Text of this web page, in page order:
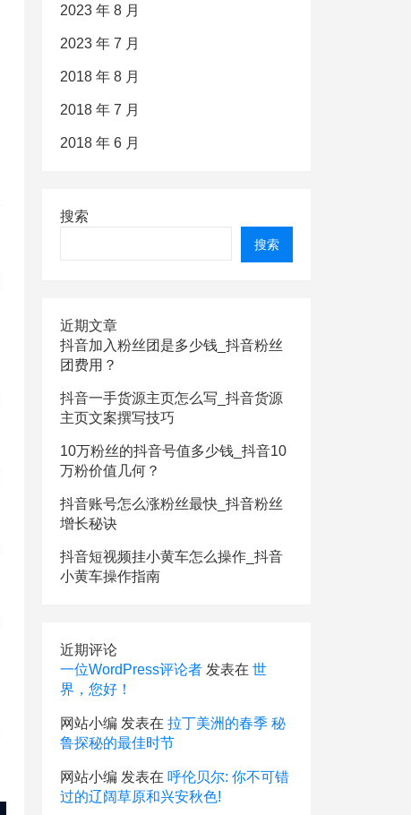
2023 年 8 月
2023 年 7 月
2018 年 8 月
2018 年 7 月
2018 年 6 月
搜索
搜索
近期文章
抖音加入粉丝团是多少钱_抖音粉丝
团费用？
抖音一手货源主页怎么写_抖音货源
主页文案撰写技巧
10万粉丝的抖音号值多少钱_抖音10
万粉价值几何？
抖音账号怎么涨粉丝最快_抖音粉丝
增长秘诀
抖音短视频挂小黄车怎么操作_抖音
小黄车操作指南
近期评论
一位WordPress评论者 发表在 世
界，您好！
网站小编 发表在 拉丁美洲的春季 秘
鲁探秘的最佳时节
网站小编 发表在 呼伦贝尔: 你不可错
过的辽阔草原和兴安秋色!